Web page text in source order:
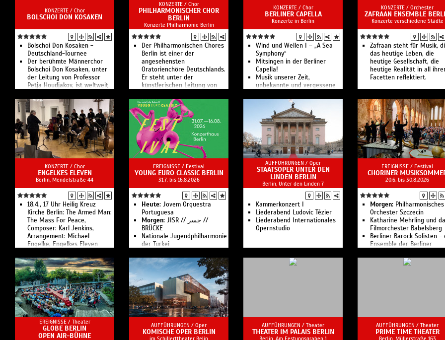
KONZERTE / Chor
BOLSCHOI DON KOSAKEN
Bolschoi Don Kosaken -
Deutschland-Tournee
Der berühmte Männerchor
Bolschoi Don Kosaken, unter
der Leitung von Professor
Petja Houdjakov, ist weltweit
ausschließlich aus
Opernsolisten besteht.
KONZERTE / Chor
PHILHARMONISCHER CHOR
BERLIN
Konzerte Philharmonie Berlin
Der Philharmonischen Chores
Berlin ist einer der
angesehensten
Oratorienchöre Deutschlands.
Er steht unter der
künstlerischen Leitung von
KONZERTE / Chor
BERLINER CAPELLA
Konzerte in Berlin
Wind und Wellen I – „A Sea
Symphony“
Mitsingen in der Berliner
Capella!
Musik unserer Zeit,
unbekannte und vergessene
Werke von Komponistinnen
sind Schwerpunkte im
Programm.
KONZERTE / Orchester
ZAFRAAN ENSEMBLE
Konzerte verschiedene Städte
Zafraan steht für Musik,
das heutige Leben, die
heutige Gesellschaft, die
heutige Realität in all
Facetten reflektiert.
KONZERTE / Chor
ENGELKES ELEVEN
Berlin, Mendelstraße 44
18.4., 17 Uhr Heilig Kreuz
Kirche Berlin: The Armed Man:
The Mass For Peace,
Composer: Karl Jenkins,
Arrangement: Michael
Engelke, Engelkes Eleven
EREIGNISSE / Festival
YOUNG EURO CLASSIC BERLIN
31.7. bis 16.8.2026
Heute: Jovem Orques­tra
Portuguesa
Morgen: JISR // جسر //
BRÜCKE
Nationale Jugend­philharmonie
der Türkei
der gu­ten Hoff­nung
Youth Symphony Orchestra of
Turk­menistan
Or­ches­tra of the Ameri­cas &
Pen­de­recki Youth Orchestra
The Jakob Manz-Karthik Mani
Project
Ulster Youth Or­chestra
Slo­ve­ni­an Youth Orchestra
Angelika Pro­kopp Som­mer­
AUFFÜHRUNGEN / Oper
STAATSOPER UNTER DEN
LINDEN BERLIN
Berlin, Unter den Linden 7
Kam­mer­kon­zert I
Liederabend Ludovic Tézier
Liederabend Internationales
Opernstudio
EREIGNISSE / Festival
CHORINER
20.6. bis 30.8.2026
Morgen: Philharmonisches
Orchester Szczecin
Katharine Mehrling und
Filmorchester Babelsberg
Berliner Barock Solisten -
Ensemble der Berliner
RIAS Kammerchor
Staatskapelle Halle
EREIGNISSE / Theater
GLOBE BERLIN
OPEN AIR-BÜHNE
AUFFÜHRUNGEN / Oper
KOMISCHE OPER BERLIN
im Schillerttheater Belin
AUFFÜHRUNGEN / Theater
THEATER IM PALAIS BERLIN
Berlin, Am Festungsgraben 1
AUFFÜHRUNGEN / Theater
PRIME TIME THEATER
Berlin, ​Müllerstraße 163